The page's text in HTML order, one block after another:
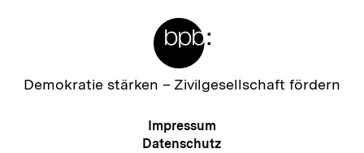
Zur
Demokratie stärken – Zivilgesellschaft fördern
Meta-
Navigation
Impressum
Datenschutz